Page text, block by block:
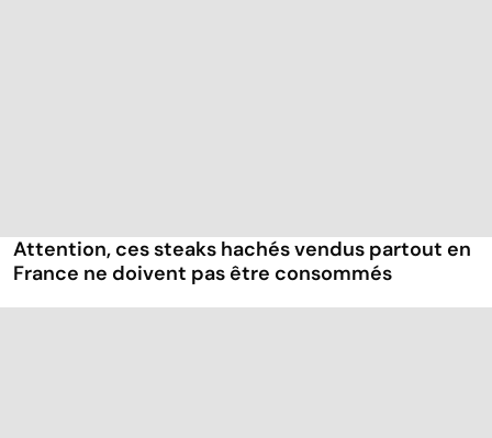
Attention, ces steaks hachés vendus partout en
France ne doivent pas être consommés